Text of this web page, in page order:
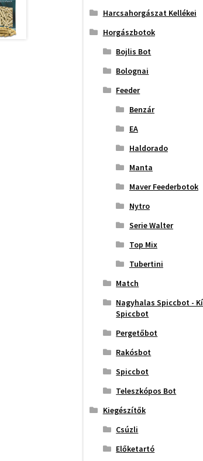
Harcsahorgászat Kellékei
Horgászbotok
Bojlis Bot
Bolognai
Feeder
Benzár
EA
Haldorado
Manta
Maver Feederbotok
Nytro
Serie Walter
Top Mix
Tubertini
Match
Nagyhalas Spiccbot -
Spiccbot
Pergetőbot
Rakósbot
Spiccbot
Teleszkópos Bot
Kiegészítők
Csúzli
Előketartó